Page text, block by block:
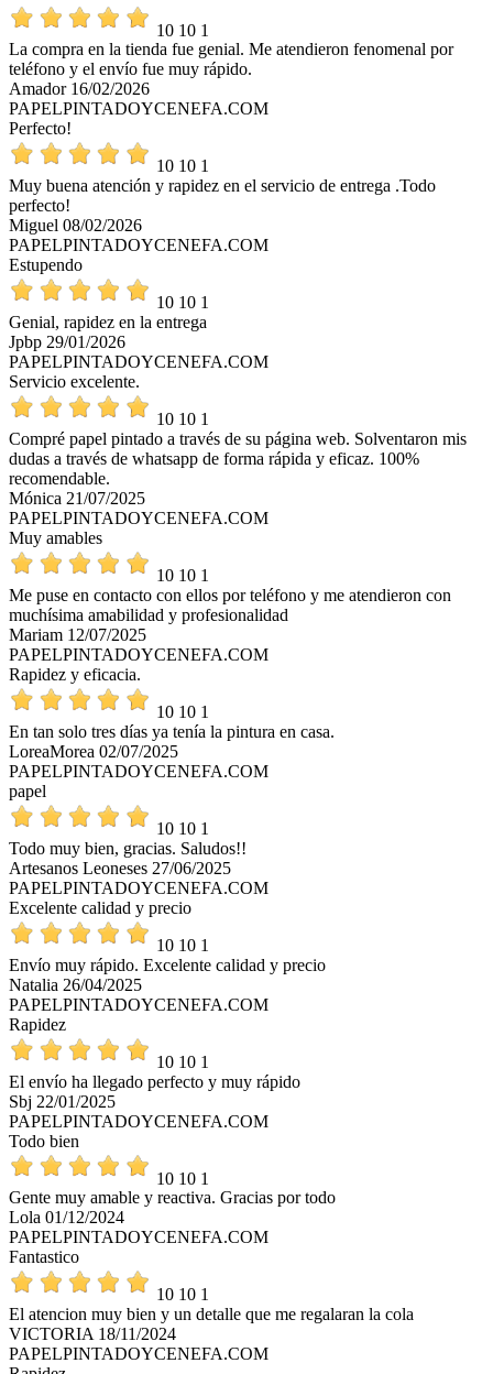
10 10 1
La compra en la tienda fue genial. Me atendieron fenomenal por
teléfono y el envío fue muy rápido.
Amador 16/02/2026
PAPELPINTADOYCENEFA.COM
Perfecto!
10 10 1
Muy buena atención y rapidez en el servicio de entrega .Todo
perfecto!
Miguel 08/02/2026
PAPELPINTADOYCENEFA.COM
Estupendo
10 10 1
Genial, rapidez en la entrega
Jpbp 29/01/2026
PAPELPINTADOYCENEFA.COM
Servicio excelente.
10 10 1
Compré papel pintado a través de su página web. Solventaron mis
dudas a través de whatsapp de forma rápida y eficaz. 100%
recomendable.
Mónica 21/07/2025
PAPELPINTADOYCENEFA.COM
Muy amables
10 10 1
Me puse en contacto con ellos por teléfono y me atendieron con
muchísima amabilidad y profesionalidad
Mariam 12/07/2025
PAPELPINTADOYCENEFA.COM
Rapidez y eficacia.
10 10 1
En tan solo tres días ya tenía la pintura en casa.
LoreaMorea 02/07/2025
PAPELPINTADOYCENEFA.COM
papel
10 10 1
Todo muy bien, gracias. Saludos!!
Artesanos Leoneses 27/06/2025
PAPELPINTADOYCENEFA.COM
Excelente calidad y precio
10 10 1
Envío muy rápido. Excelente calidad y precio
Natalia 26/04/2025
PAPELPINTADOYCENEFA.COM
Rapidez
10 10 1
El envío ha llegado perfecto y muy rápido
Sbj 22/01/2025
PAPELPINTADOYCENEFA.COM
Todo bien
10 10 1
Gente muy amable y reactiva. Gracias por todo
Lola 01/12/2024
PAPELPINTADOYCENEFA.COM
Fantastico
10 10 1
El atencion muy bien y un detalle que me regalaran la cola
VICTORIA 18/11/2024
PAPELPINTADOYCENEFA.COM